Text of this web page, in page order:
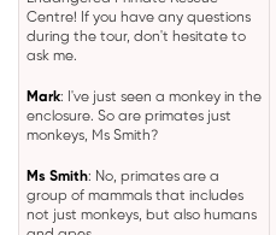
Centre! If you have any questions
during the tour, don't hesitate to
ask me.
Mark: I've just seen a monkey in the
enclosure. So are primates just
monkeys, Ms Smith?
Ms Smith: No, primates are a
group of mammals that includes
not just monkeys, but also humans